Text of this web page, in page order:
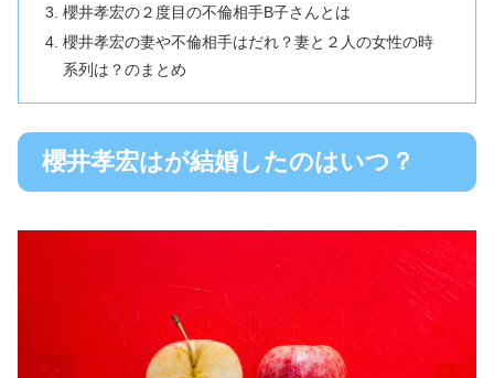
櫻井孝宏の２度目の不倫相手B子さんとは
櫻井孝宏の妻や不倫相手はだれ？妻と２人の女性の時
系列は？のまとめ
櫻井孝宏はが結婚したのはいつ？